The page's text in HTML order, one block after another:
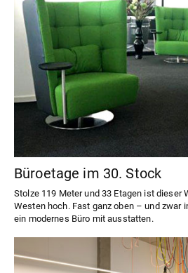
Büroetage im 30. Stock
Stolze 119 Meter und 33 Etagen ist dieser
Westen hoch. Fast ganz oben – und zwar
ein modernes Büro mit ausstatten.